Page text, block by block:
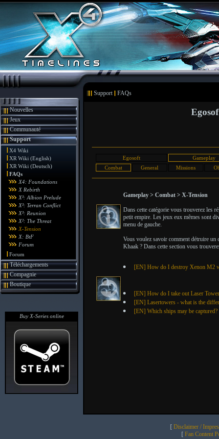
Support FAQs
Nouvelles
Jeux
Communauté
Support
X4 Wiki
XR Wiki (English)
XR Wiki (Deutsch)
FAQs
X4: Foundations
X Rebirth
X³: Albion Prelude
X³: Terran Conflict
X³: Reunion
X²: The Threat
X-Tension
X: BtF
Forum
Forum
Téléchargements
Compagnie
Boutique
Buy X-Series online
Egosoft
Gameplay
Combat
General Missions
Gameplay > Combat > X-Tension
Dans cette catégorie vous trouverez les
petit empire. Les jeux eux mêmes sont
menu de gauche.
Vous voulez savoir comment détruire un
Khaak ? Dans cette section vous
[EN] How do I destroy Xenon M2
[EN] How do I take out Laser
[EN] Lasertowers - what is the
[EN] Which ships may be captured?
[ Disclaimer /
[ Fan Content